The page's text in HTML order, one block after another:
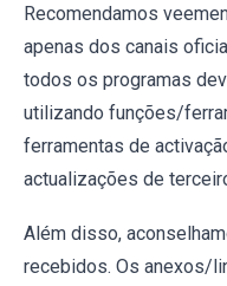
Recomendamos
apenas dos canais
todos os programas
utilizando funções/
ferramentas de
actualizações de
Além disso,
recebidos. Os anexos/